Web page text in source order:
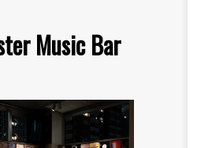
Music Bar